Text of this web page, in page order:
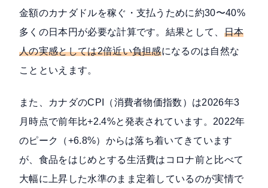
金額のカナダドルを稼ぐ・支払うために約30〜40%
多くの日本円が必要な計算です。結果として、 日本
人の実感としては2倍近い負担感になるのは自然な
ことといえます。
また、
カナダのCPI（消費者物価指数）は2026年3
月時点で前年比+2.4%と発表されています。2022年
のピーク（+6.8%）からは落ち着いてきています
が、食品をはじめとする生活費はコロナ前と比べて
大幅に上昇した水準のまま定着しているのが実情で